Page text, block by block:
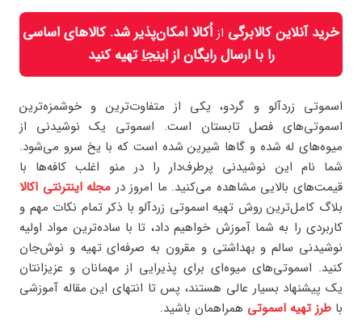
خرید آنلاین کالابرگی از اُکالا امکان‌پذیر شد. کالاهای اساسی
را با ارسال رایگان ازاینجاتهیه کنید
اسموتی زردآلو و گردو، یکی از متفاوت‌ترین و خوشمزه‌ترین
اسموتی‌های فصل تابستان است. اسموتی یک نوشیدنی از
میوه‌های له شده و گاها شیرین شده است که با یخ سرو می‌شود.
شما نام این نوشیدنی پرطرف‌دار را در منو اغلب کافه‌ها با
قیمت‌های بالایی مشاهده می‌کنید. ما امروز در مجله اینترنتی اکالا
بلاگ کامل‌ترین روش تهیه اسموتی زردآلو با ذکر تمام نکات مهم و
کاربردی را به شما آموزش خواهیم داد، تا با ساده‌ترین مواد اولیه
نوشیدنی سالم و بهداشتی و مقرون به صرفه‌ای تهیه و نوش‌جان
کنید. اسموتی‌های میوه‌ای برای پذیرایی از مهمانان و عزیزانتان
یک پیشنهاد بسیار عالی هستند، پس تا انتهای این مقاله آموزشی
با طرز تهیه اسموتی همراهمان باشید.